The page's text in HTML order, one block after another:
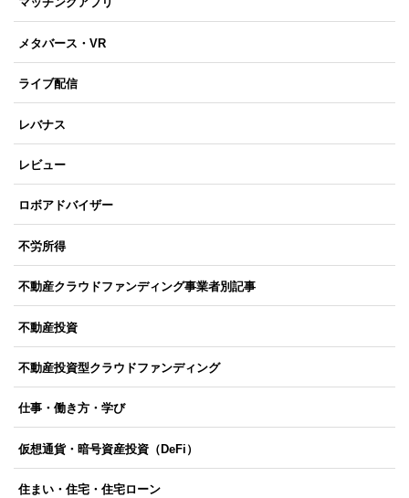
メタバース・VR
ライブ配信
レバナス
レビュー
ロボアドバイザー
不労所得
不動産クラウドファンディング事業者別記事
不動産投資
不動産投資型クラウドファンディング
仕事・働き方・学び
仮想通貨・暗号資産投資（DeFi）
住まい・住宅・住宅ローン